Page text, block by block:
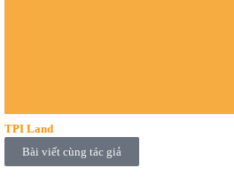
TPI Land
Bài viết cùng tác giả